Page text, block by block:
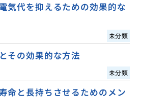
気代を抑えるための効果的な
未分類
その効果的な方法
未分類
命と長持ちさせるためのメン